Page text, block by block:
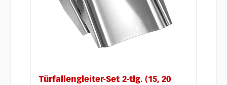
Türfallengleiter-Set 2-tlg. (15, 20